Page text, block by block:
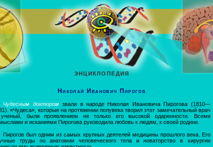
ЭНЦИКЛОПЕДИЯ
Николай Иванович Пирогов
Чудесным докторомзвали в народе Николая Ивановича Пирогова (1810—
«Чудеса», которые на протяжении полувека творил этот замечательный врач
были проявлением не только его высокой одаренности. Всеми
и исканиями Пирогова руководила любовь к людям, к своей родине.
Пирогов был одним из самых крупных деятелей медицины прошлого века. Его
труды по анатомии человеческого тела и новаторство в хирургии